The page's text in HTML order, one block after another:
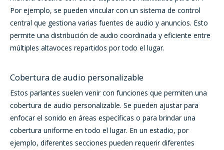
Por ejemplo, se pueden vincular con un sistema de control
central que gestiona varias fuentes de audio y anuncios. Esto
permite una distribución de audio coordinada y eficiente entre
múltiples altavoces repartidos por todo el lugar.
Cobertura de audio personalizable
Estos parlantes suelen venir con funciones que permiten una
cobertura de audio personalizable. Se pueden ajustar para
enfocar el sonido en áreas específicas o para brindar una
cobertura uniforme en todo el lugar. En un estadio, por
ejemplo, diferentes secciones pueden requerir diferentes